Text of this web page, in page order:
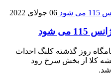
06 جولای 2022
شود
روز گذشته کلنگ احداث
115 روستای بیشه کلا از بخش سرخ رود
شد.